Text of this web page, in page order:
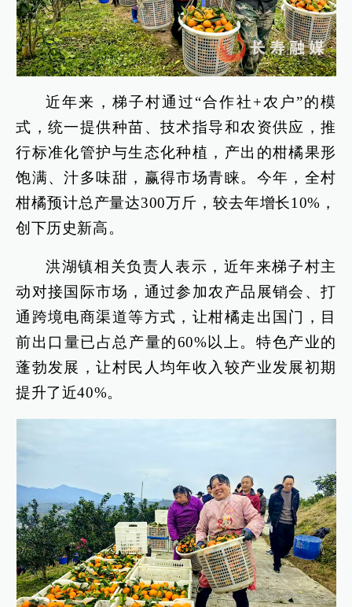
近年来，梯子村通过“合作社+农户”的模
式，统一提供种苗、技术指导和农资供应，推
行标准化管护与生态化种植，产出的柑橘果形
饱满、汁多味甜，赢得市场青睐。今年，全村
柑橘预计总产量达300万斤，较去年增长10%，
创下历史新高。
洪湖镇相关负责人表示，近年来梯子村主
动对接国际市场，通过参加农产品展销会、打
通跨境电商渠道等方式，让柑橘走出国门，目
前出口量已占总产量的60%以上。特色产业的
蓬勃发展，让村民人均年收入较产业发展初期
提升了近40%。